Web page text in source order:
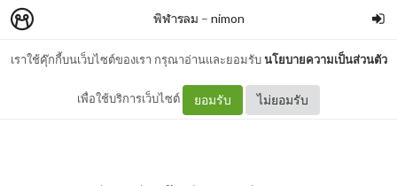
เราใช้คุ๊กกี้บนเว็บไซต์ของเรา กรุณาอ่านและยอมรับนโยบายความเป็นส่วนตัว
เพื่อใช้บริการเว็บไซต์ ยอมรับ ไม่ยอมรับ
พิฬารลม – nimon
คุยกับนักเขียน